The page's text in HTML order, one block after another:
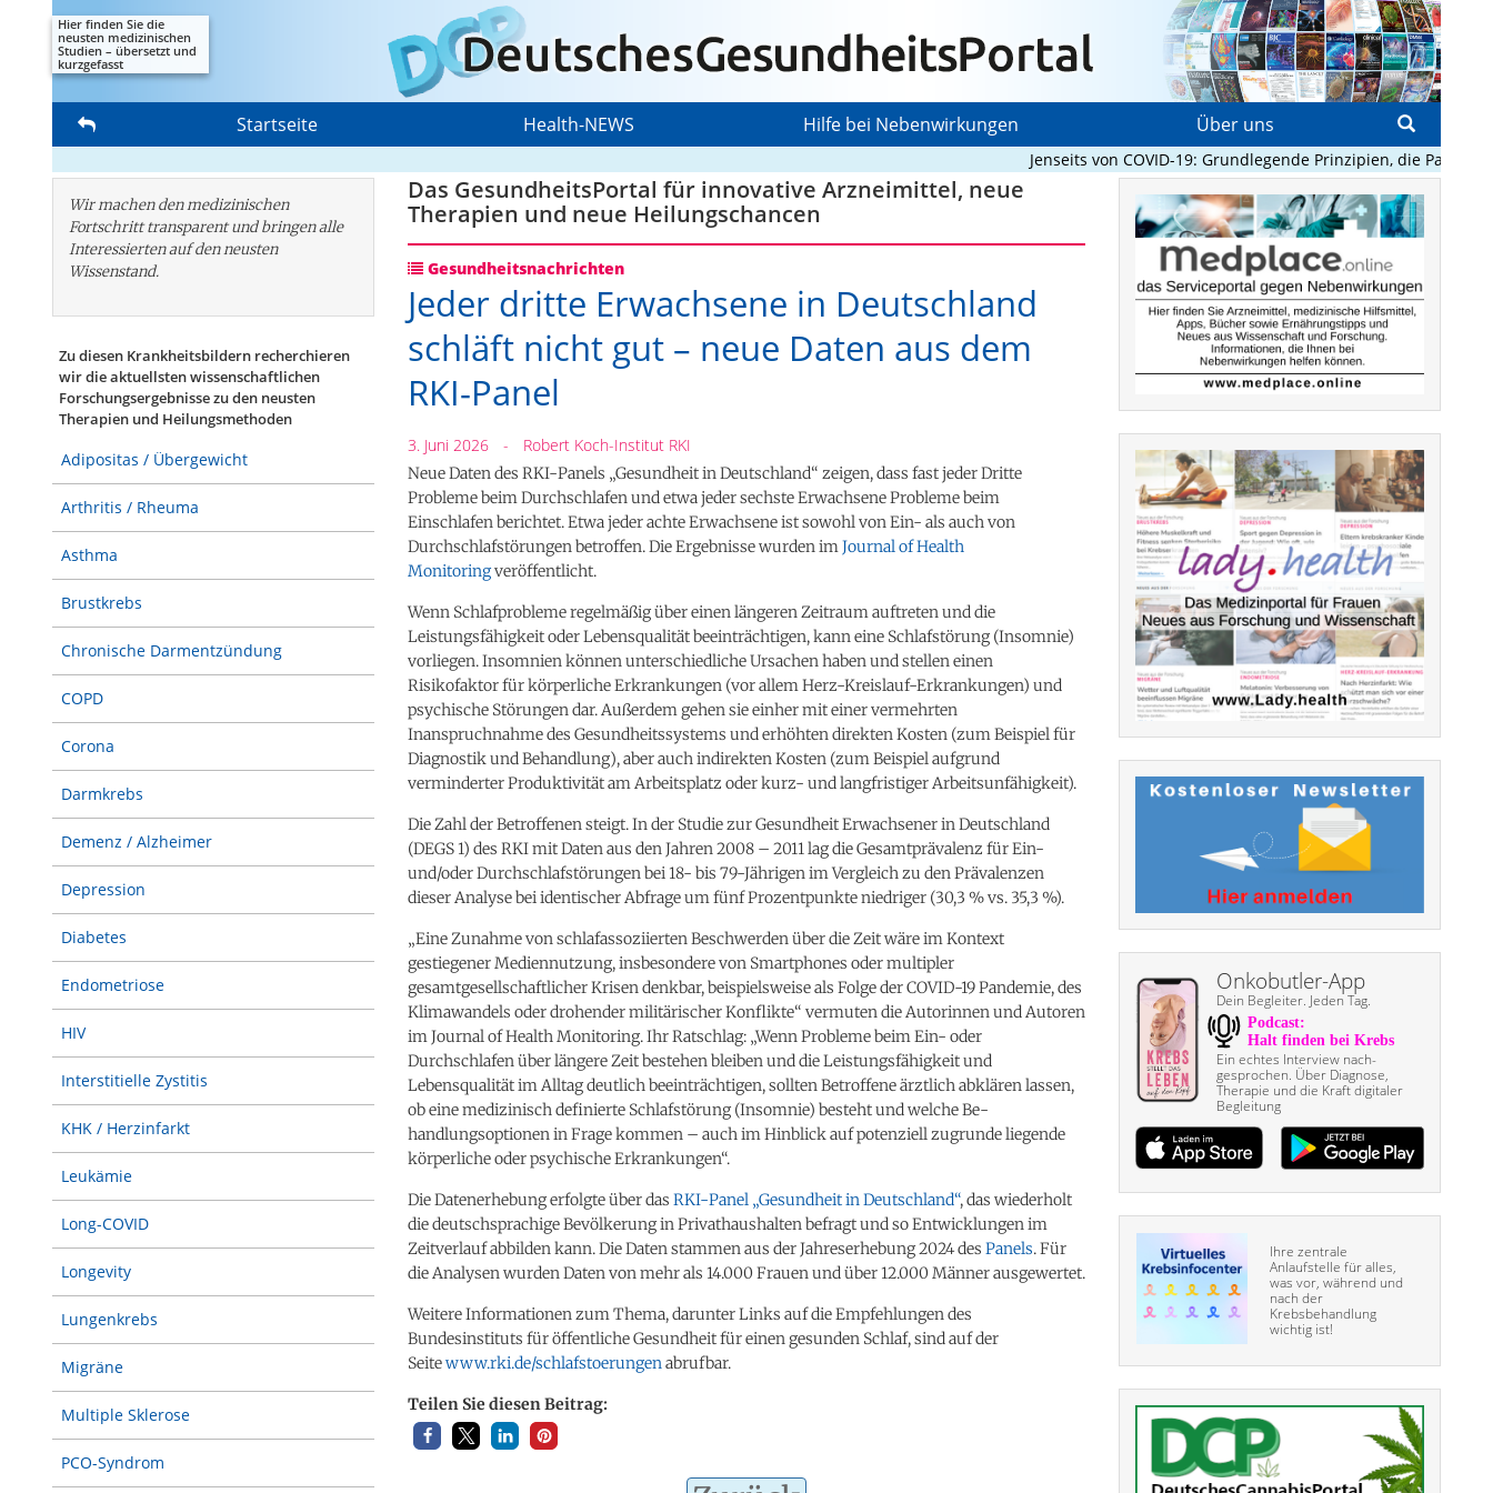
Hier finden Sie die
neusten medizinischen
Studien – übersetzt und
kurzgefasst
Startseite Health-NEWS Hilfe bei Nebenwirkungen Über uns
Jenseits von COVID-19: Grundlegende Prinzipien, die Pandemien
Wir machen den medizinischen
Fortschritt transparent und bringen alle
Interessierten auf den neusten
Wissenstand.
Zu diesen Krankheitsbildern recherchieren
wir die aktuellsten wissenschaftlichen
Forschungs­ergebnisse zu den neusten
Therapien und Heilungsmethoden
Adipositas / Übergewicht
Arthritis / Rheuma
Asthma
Brustkrebs
Chronische Darmentzündung
COPD
Corona
Darmkrebs
Demenz / Alzheimer
Depression
Diabetes
Endometriose
HIV
Interstitielle Zystitis
KHK / Herzinfarkt
Leukämie
Long-COVID
Longevity
Lungenkrebs
Migräne
Multiple Sklerose
PCO-Syndrom
Das GesundheitsPortal für innovative Arzneimittel, neue
Therapien und neue Heilungschancen
Gesundheitsnachrichten
Jeder dritte Erwachsene in Deutschland
schläft nicht gut – neue Daten aus dem
RKI-Panel
3. Juni 2026 - Robert Koch-Institut RKI
Neue Daten des RKI-Panels „Gesundheit in Deutschland“ zeigen, dass fast jeder Dritte
Probleme beim Durchschlafen und etwa jeder sechste Erwachsene Probleme beim
Einschlafen berichtet. Etwa jeder achte Erwachsene ist sowohl von Ein- als auch von
Durchschlafstörungen betroffen. Die Ergebnisse wurden im Journal of Health
Monitoringveröffentlicht.
Wenn Schlafprobleme regelmäßig über einen längeren Zeitraum auftreten und die
Leistungsfähigkeit oder Lebensqualität beeinträchtigen, kann eine Schlafstörung (Insomnie)
vorliegen. Insomnien können unterschiedliche Ursachen haben und stellen einen
Risikofaktor für körperliche Erkrankungen (vor allem Herz-Kreislauf-Erkrankungen) und
psychische Störungen dar. Außerdem gehen sie einher mit einer vermehrten
Inanspruchnahme des Gesundheitssystems und erhöhten direkten Kosten (zum Beispiel für
Diagnostik und Behandlung), aber auch indirekten Kosten (zum Beispiel aufgrund
verminderter Produktivität am Arbeitsplatz oder kurz- und langfristiger Arbeitsunfähigkeit).
Die Zahl der Betroffenen steigt. In der Studie zur Gesundheit Erwachsener in Deutschland
(DEGS 1) des RKI mit Daten aus den Jahren 2008 – 2011 lag die Gesamtprävalenz für Ein-
und/oder Durchschlafstörungen bei 18- bis 79-Jährigen im Vergleich zu den Prävalenzen
dieser Analyse bei identischer Abfrage um fünf Prozentpunkte niedriger (30,3 % vs. 35,3 %).
„Eine Zunahme von schlafassoziierten Beschwerden über die Zeit wäre im Kontext
gestiegener Mediennutzung, insbesondere von Smartphones oder multipler
gesamtgesellschaftlicher Krisen denkbar, beispielsweise als Folge der COVID-19 Pandemie, des
Klimawandels oder drohender militärischer Konflikte“ vermuten die Autorinnen und Autoren
im Journal of Health Monitoring. Ihr Ratschlag: „Wenn Probleme beim Ein- oder
Durchschlafen über längere Zeit bestehen bleiben und die Leistungsfähigkeit und
Lebensqualität im Alltag deutlich beeinträchtigen, sollten Betroffene ärztlich abklären lassen,
ob eine medizinisch definierte Schlafstörung (Insomnie) besteht und welche Be­
handlungsoptionen in Frage kommen – auch im Hinblick auf potenziell zugrunde liegende
körperliche oder psychische Erkrankungen“.
Die Datenerhebung erfolgte über das RKI-Panel „Gesundheit in Deutschland“, das wiederholt
die deutschsprachige Bevölkerung in Privathaushalten befragt und so Entwicklungen im
Zeitverlauf abbilden kann. Die Daten stammen aus der Jahreserhebung 2024 des Panels. Für
die Analysen wurden Daten von mehr als 14.000 Frauen und über 12.000 Männer ausgewertet.
Weitere Informationen zum Thema, darunter Links auf die Empfehlungen des
Bundesinstituts für öffentliche Gesundheit für einen gesunden Schlaf, sind auf der
Seitewww.rki.de/schlafstoerungen abrufbar.
Teilen Sie diesen Beitrag:
Onkobutler-App
Dein Begleiter. Jeden Tag.
Ein echtes Interview nach­
gesprochen. Über Diagnose,
Therapie und die Kraft digitaler
Begleitung
Ihre zentrale
Anlaufstelle für alles,
was vor, während und
nach der
Krebsbehandlung
wichtig ist!